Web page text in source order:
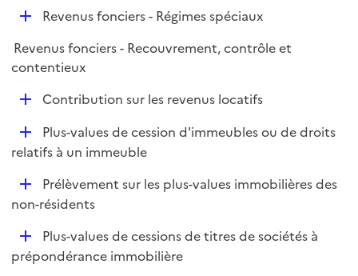
D
p
l
Revenus fonciers - Régimes spéciaux
Revenus fonciers - Recouvrement, contrôle et
contentieux
D
l
Contribution sur les revenus locatifs
D
é
i
Plus-values de cession d'immeubles ou de droits
relatifs à un immeuble
D
é
i
Prélèvement sur les plus-values immobilières des
non-résidents
D
é
Plus-values de cessions de titres de sociétés à
prépondérance immobilière